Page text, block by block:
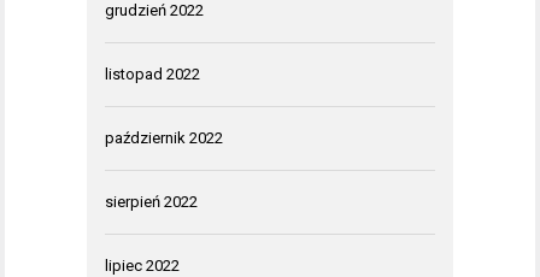
grudzień 2022
listopad 2022
październik 2022
sierpień 2022
lipiec 2022